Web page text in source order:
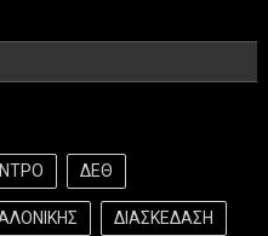
ΔΕΘ
ΔΙΑΣΚΕΔΑΣΗ